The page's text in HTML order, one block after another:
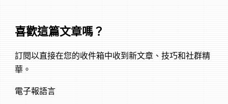
喜歡這篇文章嗎？
訂閱以直接在您的收件箱中收到新文章、技巧和社群精
華。
電子報語言